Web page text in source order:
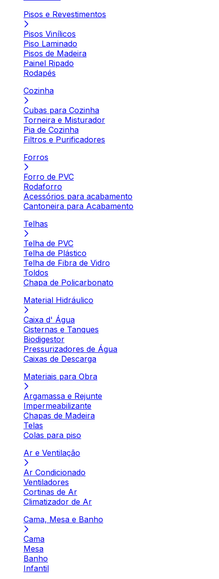
Pisos e Revestimentos
Pisos Vinílicos
Piso Laminado
Pisos de Madeira
Painel Ripado
Rodapés
Cozinha
Cubas para Cozinha
Torneira e Misturador
Pia de Cozinha
Filtros e Purificadores
Forros
Forro de PVC
Rodaforro
Acessórios para acabamento
Cantoneira para Acabamento
Telhas
Telha de PVC
Telha de Plástico
Telha de Fibra de Vidro
Toldos
Chapa de Policarbonato
Material Hidráulico
Caixa d' Água
Cisternas e Tanques
Biodigestor
Pressurizadores de Água
Caixas de Descarga
Materiais para Obra
Argamassa e Rejunte
Impermeabilizante
Chapas de Madeira
Telas
Colas para piso
Ar e Ventilação
Ar Condicionado
Ventiladores
Cortinas de Ar
Climatizador de Ar
Cama, Mesa e Banho
Cama
Mesa
Banho
Infantil